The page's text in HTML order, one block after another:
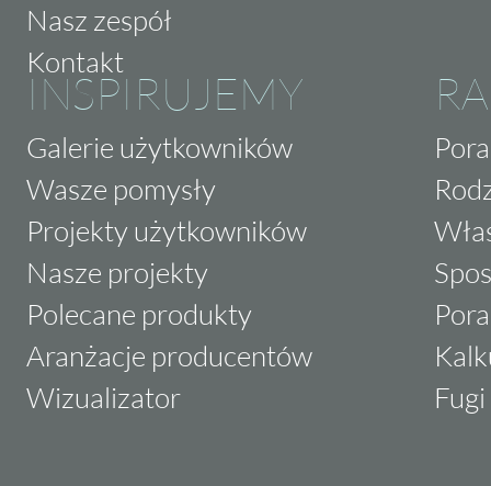
Nasz zespół
Kontakt
INSPIRUJEMY
Galerie użytkowników
Wasze pomysły
Projekty użytkowników
Nasze projekty
Polecane produkty
Aranżacje producentów
Wizualizator